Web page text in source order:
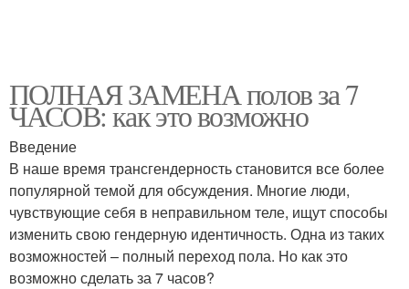
ПОЛНАЯ ЗАМЕНА полов за 7
ЧАСОВ: как это возможно
Введение
В наше время трансгендерность становится все более
популярной темой для обсуждения. Многие люди,
чувствующие себя в неправильном теле, ищут способы
изменить свою гендерную идентичность. Одна из таких
возможностей – полный переход пола. Но как это
возможно сделать за 7 часов?